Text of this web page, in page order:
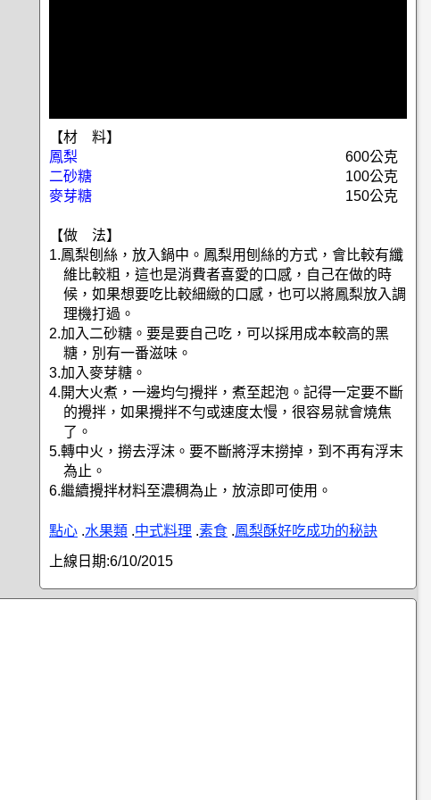
【材 料】
鳳梨
600公克
二砂糖
100公克
麥芽糖
150公克
【做 法】
1.鳳梨刨絲，放入鍋中。鳳梨用刨絲的方式，會比較有纖
維比較粗，這也是消費者喜愛的口感，自己在做的時
候，如果想要吃比較細緻的口感，也可以將鳳梨放入調
理機打過。
2.加入二砂糖。要是要自己吃，可以採用成本較高的黑
糖，別有一番滋味。
3.加入麥芽糖。
4.開大火煮，一邊均勻攪拌，煮至起泡。記得一定要不斷
的攪拌，如果攪拌不勻或速度太慢，很容易就會燒焦
了。
5.轉中火，撈去浮沫。要不斷將浮末撈掉，到不再有浮末
為止。
6.繼續攪拌材料至濃稠為止，放涼即可使用。
點心 .水果類 .中式料理 .素食 .鳳梨酥好吃成功的秘訣
上線日期:6/10/2015